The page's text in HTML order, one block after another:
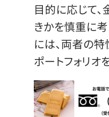
目的に応じて
きかを慎重に
には、両者の
ポートフォリオ
お電話問い